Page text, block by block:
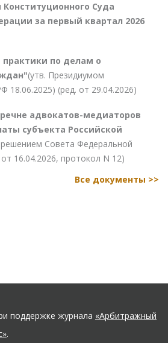
Суда
за первый квартал 2026
практики по делам о
(утв. Президиумом
18.06.2025) (ред. от 29.04.2026)
адвокатов-медиаторов
субъекта Российской
решением Совета Федеральной
16.04.2026, протокол N 12)
Все документы >>
поддержке журнала «Арбитражный
.